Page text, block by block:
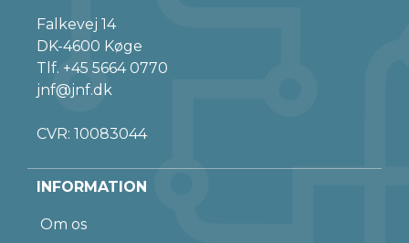
Falkevej 14
DK-4600 Køge
Tlf. +45 5664 0770
jnf@jnf.dk
CVR: 10083044
INFORMATION
Om os